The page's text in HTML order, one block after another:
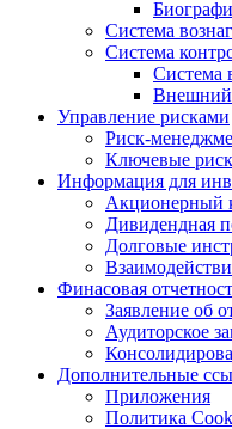
Система
Система
Система
Внешний
Управление рисками
Риск-
Ключевые
Информация для
Акционерный
Дивидендная
Долговые
Финасовая
Заявление об
Аудиторское
Дополнительные
Приложения
Политика